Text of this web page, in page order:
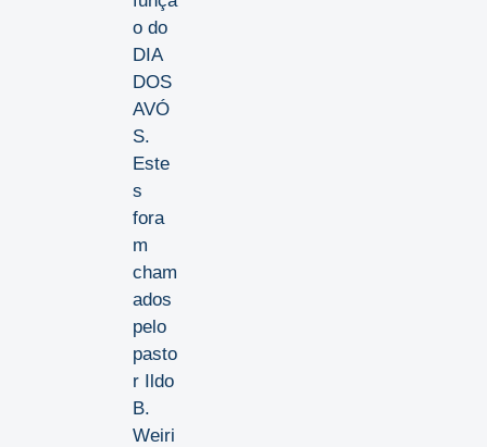
o do
DIA
DOS
AVÓ
S.
Este
s
fora
m
cham
ados
pelo
pasto
r Ildo
B.
Weiri